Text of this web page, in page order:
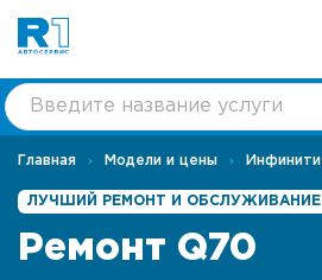
Главная Модели и цены Инфинити
ЛУЧШИЙ РЕМОНТ И ОБСЛУЖИВАНИЕ
Ремонт Q70